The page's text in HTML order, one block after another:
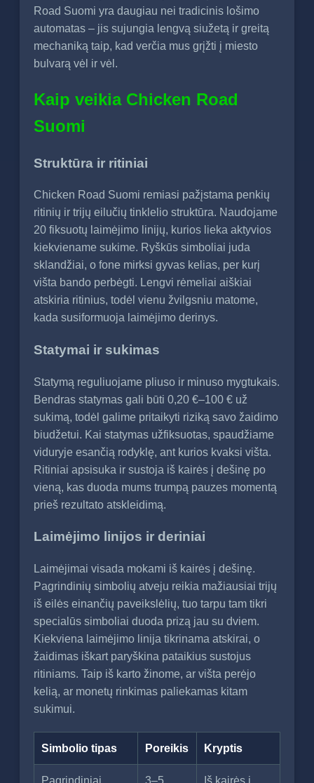
Road Suomi yra daugiau nei tradicinis lošimo
automatas – jis sujungia lengvą siužetą ir greitą
mechaniką taip, kad verčia mus grįžti į miesto
bulvarą vėl ir vėl.
Kaip veikia Chicken Road
Suomi
Struktūra ir ritiniai
Chicken Road Suomi remiasi pažįstama penkių
ritinių ir trijų eilučių tinklelio struktūra. Naudojame
20 fiksuotų laimėjimo linijų, kurios lieka aktyvios
kiekviename sukime. Ryškūs simboliai juda
sklandžiai, o fone mirksi gyvas kelias, per kurį
višta bando perbėgti. Lengvi rėmeliai aiškiai
atskiria ritinius, todėl vienu žvilgsniu matome,
kada susiformuoja laimėjimo derinys.
Statymai ir sukimas
Statymą reguliuojame pliuso ir minuso mygtukais.
Bendras statymas gali būti 0,20 €–100 € už
sukimą, todėl galime pritaikyti riziką savo žaidimo
biudžetui. Kai statymas užfiksuotas, spaudžiame
viduryje esančią rodyklę, ant kurios kvaksi višta.
Ritiniai apsisuka ir sustoja iš kairės į dešinę po
vieną, kas duoda mums trumpą pauzes momentą
prieš rezultato atskleidimą.
Laimėjimo linijos ir deriniai
Laimėjimai visada mokami iš kairės į dešinę.
Pagrindinių simbolių atveju reikia mažiausiai trijų
iš eilės einančių paveikslėlių, tuo tarpu tam tikri
specialūs simboliai duoda prizą jau su dviem.
Kiekviena laimėjimo linija tikrinama atskirai, o
žaidimas iškart paryškina pataikius sustojus
ritiniams. Taip iš karto žinome, ar višta perėjo
kelią, ar monetų rinkimas paliekamas kitam
sukimui.
Simbolio tipas Poreikis Kryptis